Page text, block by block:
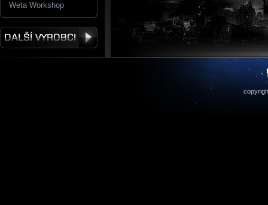
Weta Workshop